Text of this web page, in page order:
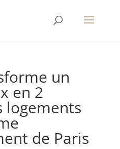
un
en 2
logements
de Paris